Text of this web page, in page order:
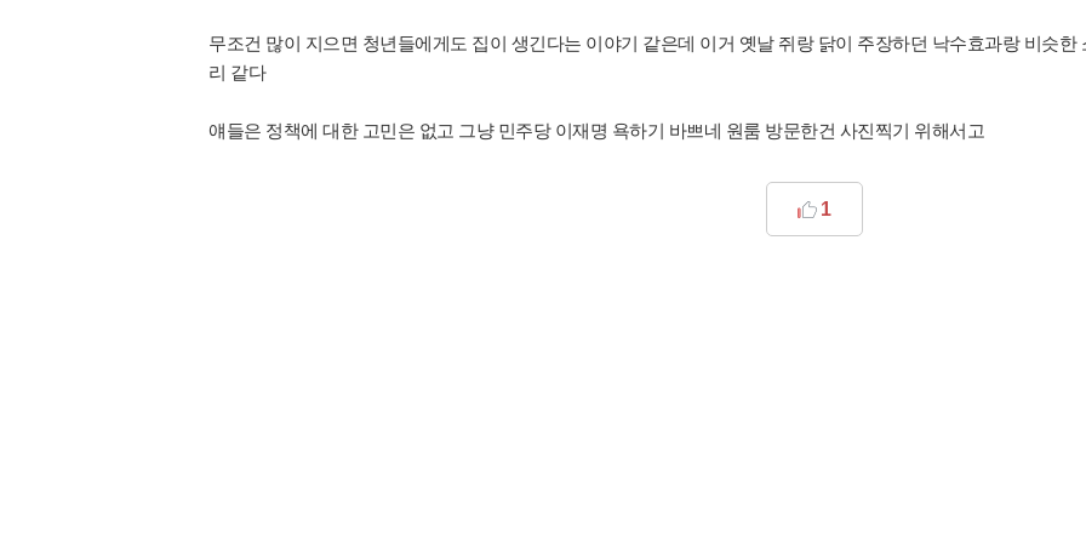
무조건 많이 지으면 청년들에게도 집이 생긴다는 이야기 같은데 이거 옛날 쥐랑 닭이 주장하던 낙수효과랑 비슷한
리 같다
얘들은 정책에 대한 고민은 없고 그냥 민주당 이재명 욕하기 바쁘네 원룸 방문한건 사진찍기 위해서고
1